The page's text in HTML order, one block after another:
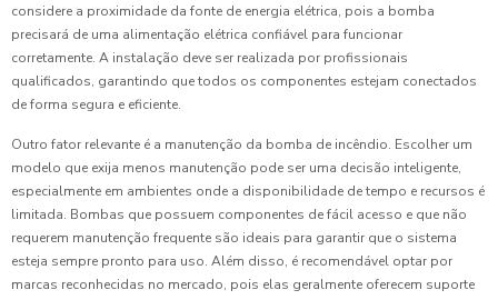
considere a proximidade da fonte de energia elétrica, pois a bomba
precisará de uma alimentação elétrica confiável para funcionar
corretamente. A instalação deve ser realizada por profissionais
qualificados, garantindo que todos os componentes estejam conectados
de forma segura e eficiente.
Outro fator relevante é a manutenção da bomba de incêndio. Escolher um
modelo que exija menos manutenção pode ser uma decisão inteligente,
especialmente em ambientes onde a disponibilidade de tempo e recursos é
limitada. Bombas que possuem componentes de fácil acesso e que não
requerem manutenção frequente são ideais para garantir que o sistema
esteja sempre pronto para uso. Além disso, é recomendável optar por
marcas reconhecidas no mercado, pois elas geralmente oferecem suporte